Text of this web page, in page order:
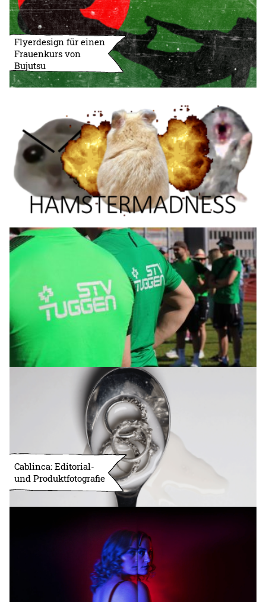
Flyerdesign für einen
Frauenkurs von
Bujutsu
Cablinca: Editorial-
und Produktfotografie